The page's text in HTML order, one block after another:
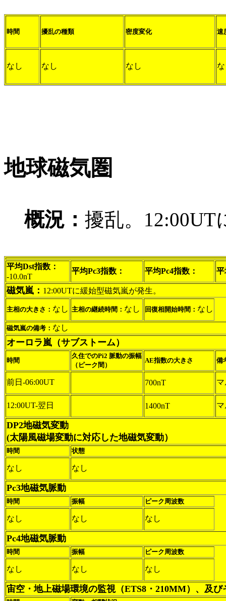
時間 擾乱の種類 密度変化 速
なし なし なし
地球磁気圏
概況： 擾乱。12:00UT
平均Dst指数：
-10.0nT
平均Pc3指数： 平均Pc4指数： 平
磁気嵐： 12:00UTに緩始型磁気嵐が発生。
主相の大きさ： なし 主相の継続時間： なし 回復相開始時間： なし
磁気嵐の備考： なし
オーロラ嵐（サブストーム）
時間
久住でのPi2 脈動の振幅
（ピーク間）
AE指数の大きさ 備
前日-06:00UT 700nT
12:00UT-翌日 1400nT
DP2地磁気変動
(太陽風磁場変動に対応した地磁気変動）
時間 状態
なし なし
Pc3地磁気脈動
時間 振幅 ピーク周波数
なし なし なし
Pc4地磁気脈動
時間 振幅 ピーク周波数
なし なし なし
宙空・地上磁場環境の監視（ETS8・210MM）、及び